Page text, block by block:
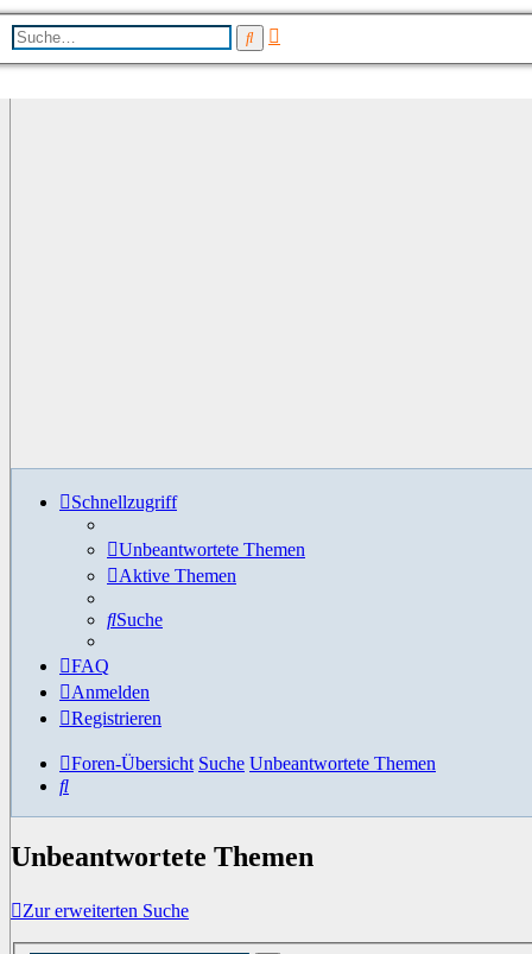
Suche
Schnellzugriff
Unbeantwortete Themen
Aktive Themen
Suche
FAQ
Anmelden
Registrieren
Foren-Übersicht Suche Unbeantwortete Themen
Suche
Unbeantwortete Themen
Zur erweiterten Suche